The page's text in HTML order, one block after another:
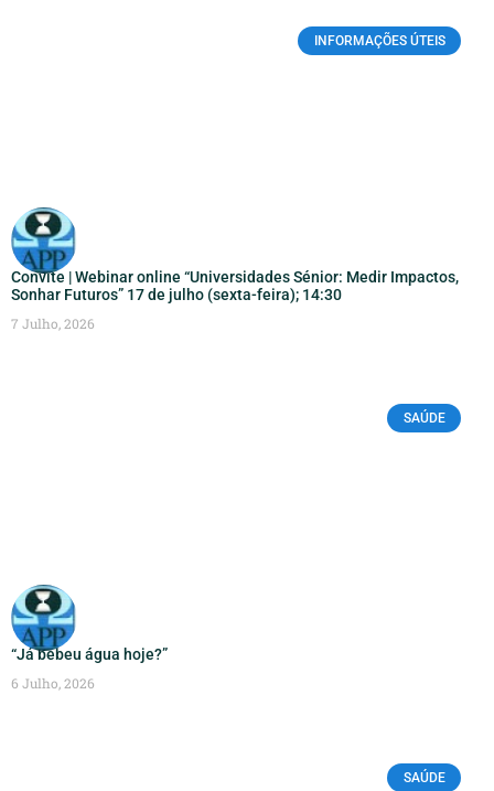
INFORMAÇÕES ÚTEIS
Convite | Webinar online “Universidades Sénior: Medir Impactos,
Sonhar Futuros” 17 de julho (sexta-feira); 14:30
7 Julho, 2026
SAÚDE
“Já bebeu água hoje?”
6 Julho, 2026
SAÚDE